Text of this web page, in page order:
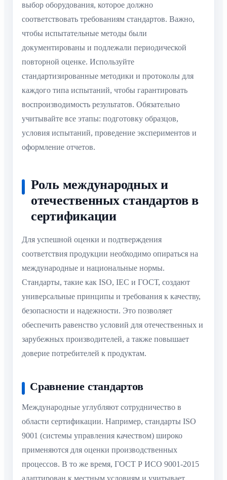
выбор оборудования, которое должно
соответствовать требованиям стандартов. Важно,
чтобы испытательные методы были
документированы и подлежали периодической
повторной оценке. Используйте
стандартизированные методики и протоколы для
каждого типа испытаний, чтобы гарантировать
воспроизводимость результатов. Обязательно
учитывайте все этапы: подготовку образцов,
условия испытаний, проведение экспериментов и
оформление отчетов.
Роль международных и
отечественных стандартов в
сертификации
Для успешной оценки и подтверждения
соответствия продукции необходимо опираться на
международные и национальные нормы.
Стандарты, такие как ISO, IEC и ГОСТ, создают
универсальные принципы и требования к качеству,
безопасности и надежности. Это позволяет
обеспечить равенство условий для отечественных и
зарубежных производителей, а также повышает
доверие потребителей к продуктам.
Сравнение стандартов
Международные углубляют сотрудничество в
области сертификации. Например, стандарты ISO
9001 (системы управления качеством) широко
применяются для оценки производственных
процессов. В то же время, ГОСТ Р ИСО 9001-2015
адаптирован к местным условиям и учитывает